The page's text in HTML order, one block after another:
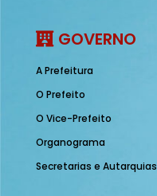
GOVERNO
A Prefeitura
O Prefeito
O Vice-Prefeito
Organograma
Secretarias e Autarquias